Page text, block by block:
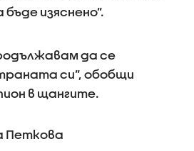
изяснено”.
да се
си”, обобщи
в щангите.
Петкова